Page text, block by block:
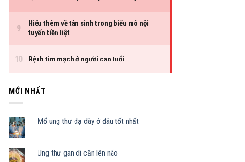
MỚI NHẤT
Mổ ung thư dạ dày ở đâu tốt nhất
Ung thư gan di căn lên não